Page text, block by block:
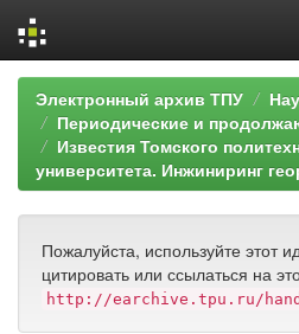
Skip
navigation
Электронный архив ТПУ
Периодические и
Известия Томского
университета. Инжиниринг
Пожалуйста, используйте этот
цитировать или ссылаться на
http://earchive.tpu.ru/